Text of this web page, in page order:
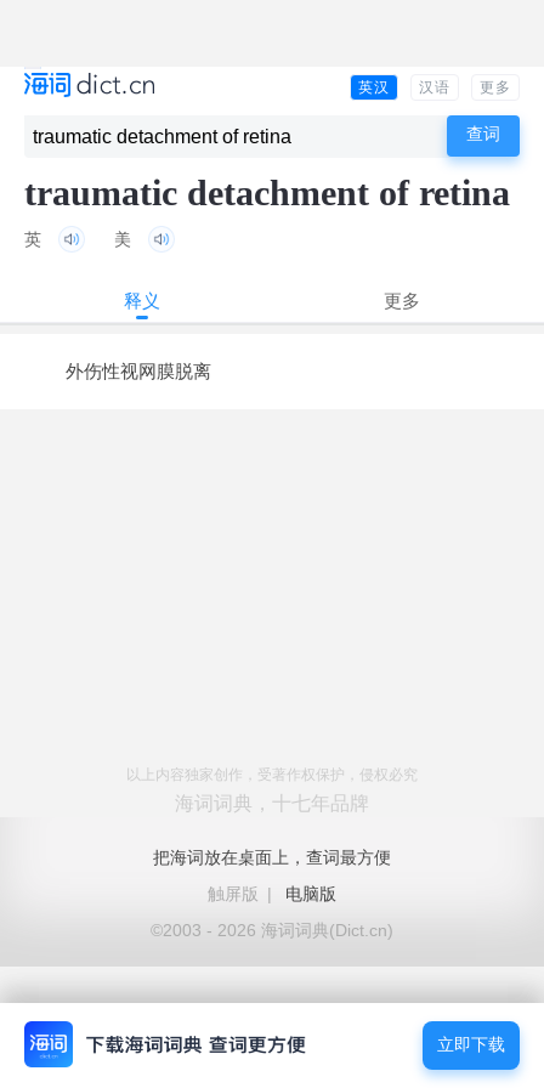
英汉 汉语 更多
traumatic detachment of retina
英 美
释义 更多
外伤性视网膜脱离
以上内容独家创作，受著作权保护，侵权必究
海词词典，十七年品牌
把海词放在桌面上，查词最方便
触屏版
|
电脑版
©2003 - 2026 海词词典(Dict.cn)
立即下载
立即下载